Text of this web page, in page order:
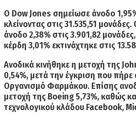
Ο Dow Jones σημείωσε άνοδο
κλείνοντας στις 31.535,51 μονάδες.
άνοδο 2,38% στις 3.901,82
κέρδη 3,01% εκτινάχτηκε στις
Ανοδικά κινήθηκε η μετοχή της
0,54%, μετά την έγκριση που πήρε
Οργανισμό Φαρμάκου. Επίσης
μετοχή της Boeing 5,73%, καθώς
τεχνολογικού κλάδου Facebook,